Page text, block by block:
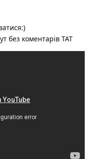
без коментарів ТАТ